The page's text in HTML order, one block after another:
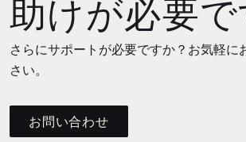
助けが必要で
さらにサポートが必要ですか？お気軽に
さい。
お問い合わせ